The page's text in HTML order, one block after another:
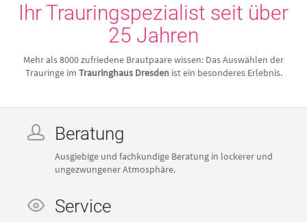
Ihr Trauringspezialist seit über
25 Jahren
Mehr als 8000 zufriedene Brautpaare wissen: Das Auswählen der
Trauringe im Trauringhaus Dresdenist ein besonderes Erlebnis.
Beratung
Ausgiebige und fachkundige Beratung in lockerer und
ungezwungener Atmosphäre.
Service